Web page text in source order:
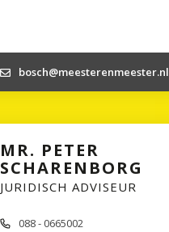
bosch@meesterenmeester.nl
MR. PETER
SCHARENBORG
JURIDISCH ADVISEUR
088 - 0665002